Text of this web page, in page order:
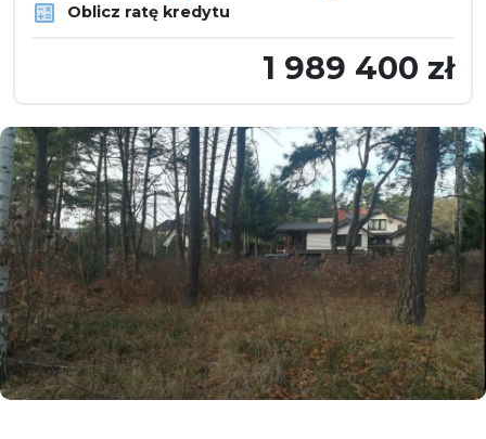
Oblicz ratę kredytu
1 989 400 zł